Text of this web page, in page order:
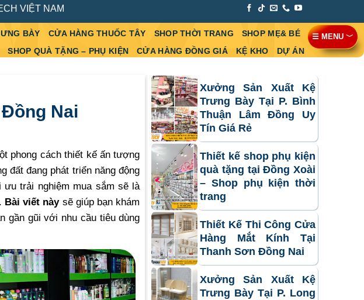
VIỆT NAM
BÀY CỬA HÀNG THUỐC TÂY SHOP THỜI TRANG
SHOP MẸ& BÉ
SHOP QUÀ TẶNG – PHỤ KIỆN
CỬA HÀNG ĐỒNG GIÁ KỆ KHO DỰ ÁN
Nai
phong cách thiết kế ấn tượng
đất đang phát triển năng động
trải nghiệm mua sắm sẽ là
Bài viết nàysẽ giúp bạn khám
gần gũi với nhu cầu tiêu dùng
Xưởng Sản Xuất Kệ
Trưng Bày Tại P. Bình
Thuận Lâm Đồng Uy
Tín Giá Rẻ
Thiết kế shop phụ kiện
quà tặng tại Đồng Xoài
– Shop phụ kiện thời
trang
Thiết Kế Thi Công Cửa
Hàng Mắt Kính Tại
Thanh Sơn Đồng Nai
Xưởng Sản Xuất Kệ
Trưng Bày Tại P. Long
☰ MENU ﹀